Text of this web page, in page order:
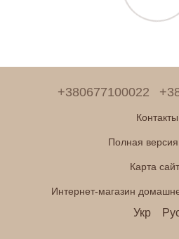
+380677100022
Контакты
Полная версия
Карта
Интернет-магазин
Укр